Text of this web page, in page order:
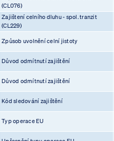
(CL076)
Zajištení celního dluhu - spol. tranzit
(CL229)
Způsob uvolnění celní jistoty
Důvod odmítnutí zajištění
Důvod odmítnutí zajištění
Kód sledování zajištění
Typ operace EU